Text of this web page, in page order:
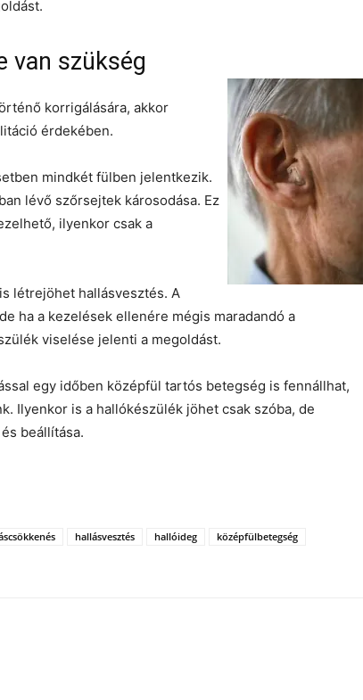
van szükség
korrigálására, akkor
érdekében.
mindkét fülben jelentkezik.
lévő szőrsejtek károsodása. Ez
ilyenkor csak a
létrejöhet hallásvesztés. A
ha a kezelések ellenére mégis maradandó a
viselése jelenti a megoldást.
egy időben középfül tartós betegség is fennállhat,
Ilyenkor is a hallókészülék jöhet csak szóba, de
beállítása.
hallásvesztés hallóideg
középfülbetegség